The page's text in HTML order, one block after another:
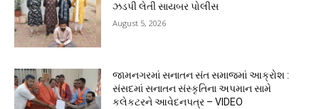
ઝડપી લેતી સાયબર પોલીસ
August 5, 2026
જામનગરમાં સનાતન સંત સમાજમાં આક્રોશ :
સંસદમાં સનાતન સંસ્કૃતિના અપમાન સામે
કલેકટરને આવેદનપત્ર – VIDEO